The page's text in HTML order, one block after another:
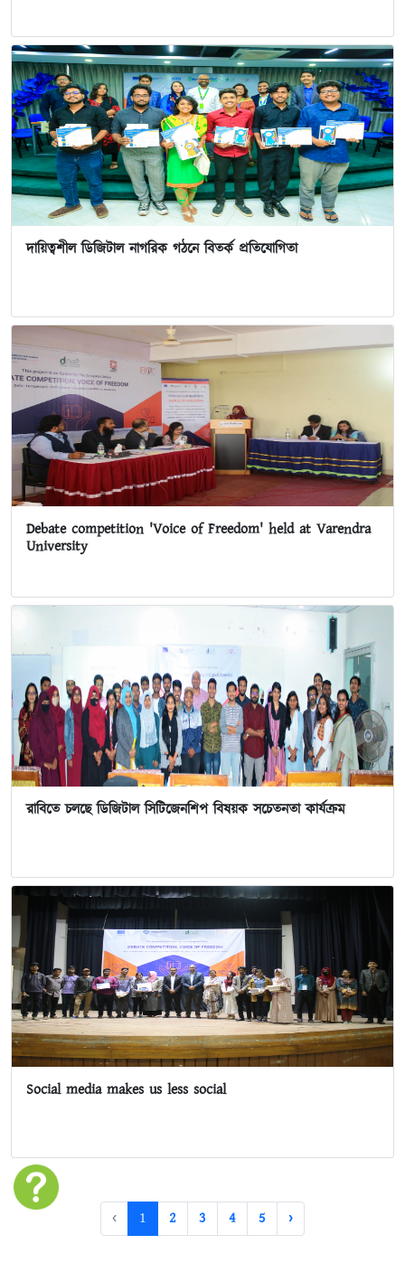
দায়িত্বশীল ডিজিটাল নাগরিক গঠনে বিতর্ক প্রতিযোগিতা
Debate competition 'Voice of Freedom' held at Varendra
University
রাবিতে চলছে ডিজিটাল সিটিজেনশিপ বিষয়ক সচেতনতা কার্যক্রম
Social media makes us less social
‹ 1 2 3 4 5 ›